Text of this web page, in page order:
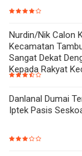
Nurdin/Nik Calon
Kecamatan
Sangat Dekat
Kepada Rakyat
Danlanal Dumai
Iptek Pasis